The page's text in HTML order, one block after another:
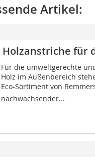
Artikel:
für
Für die umweltgerechte
Holz im Außenbereich
Eco-Sortiment von
nachwachsender...